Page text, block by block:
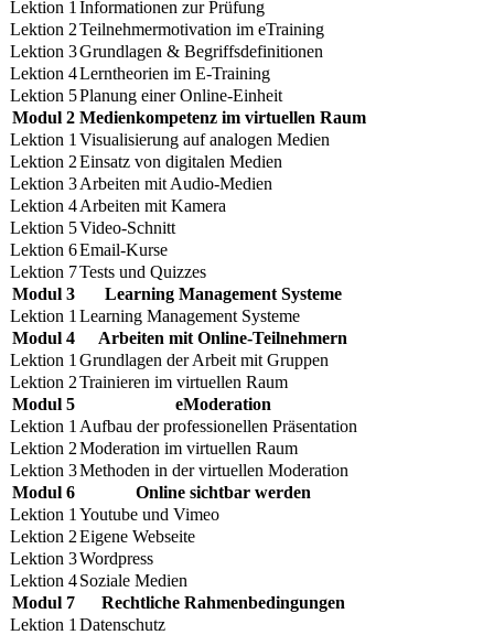
Lektion 1 Informationen zur Prüfung
Lektion 2Teilnehmermotivation im eTraining
Lektion 3Grundlagen & Begriffsdefinitionen
Lektion 4Lerntheorien im E-Training
Lektion 5Planung einer Online-Einheit
Modul 2 Medienkompetenz im virtuellen Raum
Lektion 1 Visualisierung auf analogen Medien
Lektion 2Einsatz von digitalen Medien
Lektion 3Arbeiten mit Audio-Medien
Lektion 4Arbeiten mit Kamera
Lektion 5Video-Schnitt
Lektion 6Email-Kurse
Lektion 7Tests und Quizzes
Modul 3
Learning Management Systeme
Lektion 1 Learning Management Systeme
Modul 4
Arbeiten mit Online-Teilnehmern
Lektion 1 Grundlagen der Arbeit mit Gruppen
Lektion 2Trainieren im virtuellen Raum
Modul 5
eModeration
Lektion 1 Aufbau der professionellen Präsentation
Lektion 2Moderation im virtuellen Raum
Lektion 3Methoden in der virtuellen Moderation
Modul 6
Online sichtbar werden
Lektion 1 Youtube und Vimeo
Lektion 2Eigene Webseite
Lektion 3Wordpress
Lektion 4Soziale Medien
Modul 7
Rechtliche Rahmenbedingungen
Lektion 1 Datenschutz